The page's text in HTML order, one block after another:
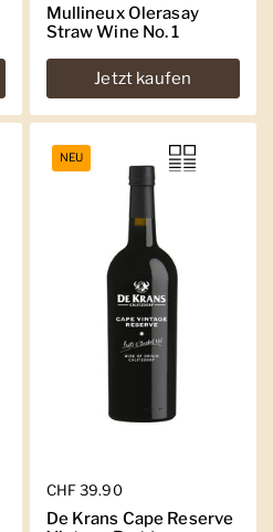
Mullineux Olerasay
Straw Wine No. 1
Jetzt kaufen
Regulärer Preis
CHF 39.90
De Krans Cape Reserve
NEU